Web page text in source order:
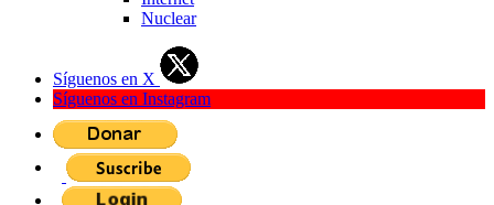
Nuclear
Síguenos en X
Síguenos en Instagram